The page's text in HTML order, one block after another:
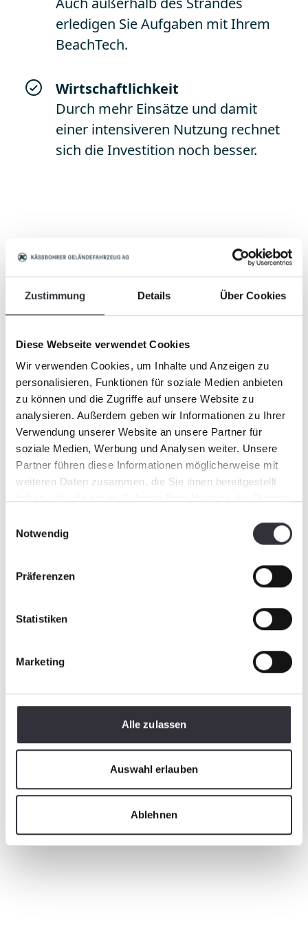
Zustimmung Details Über Cookies
Diese Webseite verwendet Cookies
Wir verwenden Cookies, um Inhalte und Anzeigen zu
personalisieren, Funktionen für soziale Medien anbieten
zu können und die Zugriffe auf unsere Website zu
analysieren. Außerdem geben wir Informationen zu Ihrer
Verwendung unserer Website an unsere Partner für
soziale Medien, Werbung und Analysen weiter. Unsere
Partner führen diese Informationen möglicherweise mit
weiteren Daten zusammen, die Sie ihnen bereitgestellt
Notwendig
Präferenzen
Statistiken
Marketing
Alle zulassen
Auswahl erlauben
Ablehnen
erledigen Sie Aufgaben mit Ihrem
BeachTech.
Wirtschaftlichkeit
Durch mehr Einsätze und damit
einer intensiveren Nutzung rechnet
sich die Investition noch besser.
Entdecken sie die
verschiedenen
Zubehörvarianten
Federzinken:
Geringer Wartungsaufwand, einzeln
austauschbar
Siebbänder:
Verschiedene Maschenweiten
Excenterwellen:
Verschiedene Formen, Durchmesser und
Profile
Wartungsfreie Lager:
Kein Nachfetten mehr nötig
Umkehrventil: